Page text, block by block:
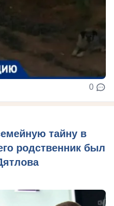
0
тайну в
родственник был